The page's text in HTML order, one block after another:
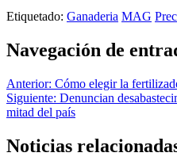
Etiquetado: Ganaderia MAG
Navegación de
Anterior: Cómo elegir la
Siguiente: Denuncian
mitad del país
Noticias